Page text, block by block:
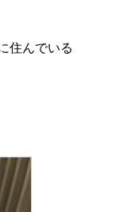
住んでいる